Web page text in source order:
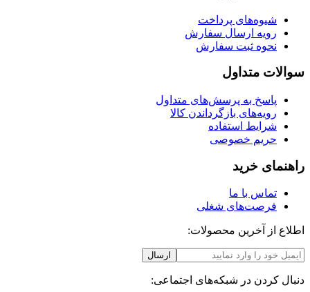
شیوه‌های پرداخت
رویه ارسال سفارش
نحوه ثبت سفارش
سوالات متداول
پاسخ به پرسش‌های متداول
رویه‌های بازگرداندن کالا
شرایط استفاده
حریم خصوصی
راهنمای خرید
تماس با ما
فرصت‌های شغلی
اطلاع از آخرین محصولات:
ارسال
دنبال کردن در شبکه‌های اجتماعی: